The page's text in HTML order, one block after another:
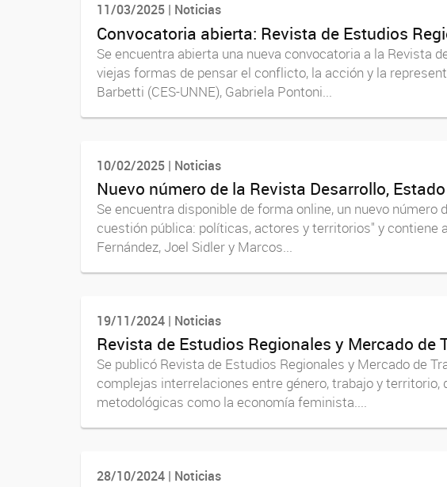
11/03/2025 | Noticias
Convocatoria abierta: Revista de Estudios
Se encuentra abierta una nueva convocatoria a la Revista
viejas formas de pensar el conflicto, la acción y la
Barbetti (CES-UNNE), Gabriela Pontoni...
10/02/2025 | Noticias
Nuevo número de la Revista Desarrollo,
Se encuentra disponible de forma online, un nuevo
cuestión pública: políticas, actores y territorios" y
Fernández, Joel Sidler y Marcos...
19/11/2024 | Noticias
Revista de Estudios Regionales y Mercado
Se publicó Revista de Estudios Regionales y Mercado de
complejas interrelaciones entre género, trabajo y
metodológicas como la economía feminista....
28/10/2024 | Noticias